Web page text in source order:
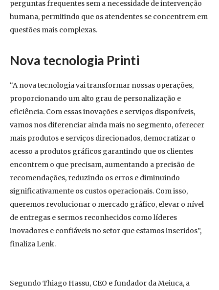
perguntas frequentes sem a necessidade de intervenção
humana, permitindo que os atendentes se concentrem em
questões mais complexas.
Nova tecnologia Printi
“A nova tecnologia vai transformar nossas operações,
proporcionando um alto grau de personalização e
eficiência. Com essas inovações e serviços disponíveis,
vamos nos diferenciar ainda mais no segmento, oferecer
mais produtos e serviços direcionados, democratizar o
acesso a produtos gráficos garantindo que os clientes
encontrem o que precisam, aumentando a precisão de
recomendações, reduzindo os erros e diminuindo
significativamente os custos operacionais. Com isso,
queremos revolucionar o mercado gráfico, elevar o nível
de entregas e sermos reconhecidos como líderes
inovadores e confiáveis no setor que estamos inseridos”,
finaliza Lenk.
Segundo Thiago Hassu, CEO e fundador da Meiuca, a